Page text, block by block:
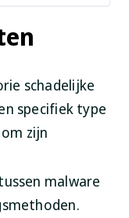
schadelijke
specifiek type
zijn
malware